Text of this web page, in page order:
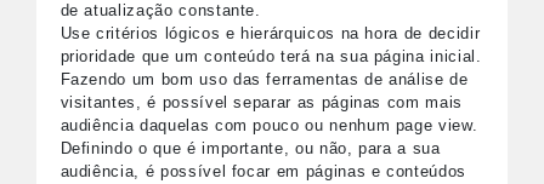
de atualização constante.
Use critérios lógicos e hierárquicos na hora de decidir
prioridade que um conteúdo terá na sua página inicial.
Fazendo um bom uso das ferramentas de análise de
visitantes, é possível separar as páginas com mais
audiência daquelas com pouco ou nenhum page view.
Definindo o que é importante, ou não, para a sua
audiência, é possível focar em páginas e conteúdos